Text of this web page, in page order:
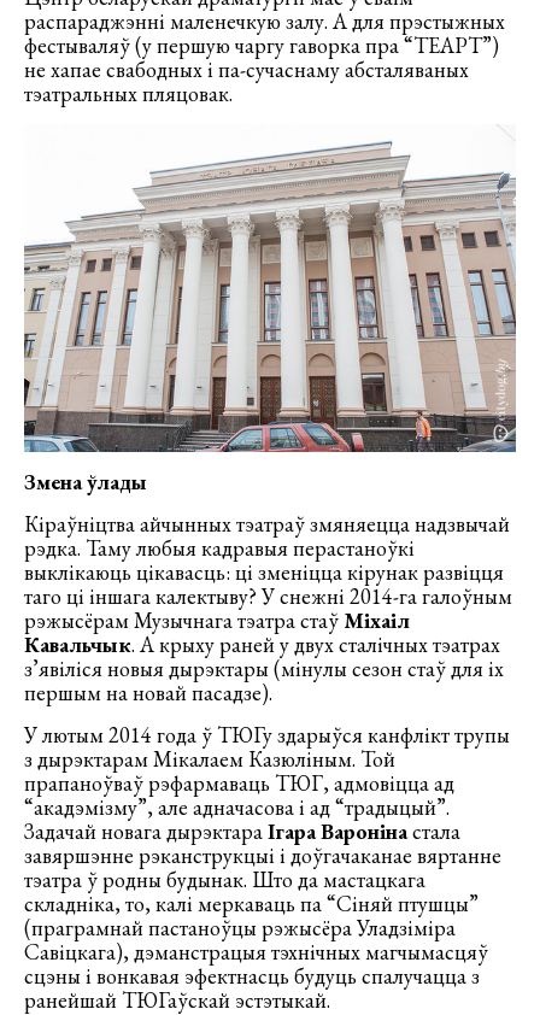
распараджэнні маленечкую залу. А для прэстыжных
фестываляў (у першую чаргу гаворка пра “ТЕАРТ”)
не хапае свабодных і па-сучаснаму абсталяваных
тэатральных пляцовак.
Змена ўлады
Кіраўніцтва айчынных тэатраў змяняецца надзвычай
рэдка. Таму любыя кадравыя перастаноўкі
выклікаюць цікавасць: ці зменіцца кірунак развіцця
таго ці іншага калектыву? У снежні 2014-га галоўным
рэжысёрам Музычнага тэатра стаў Міхаіл
Кавальчык. А крыху раней у двух сталічных тэатрах
з’явіліся новыя дырэктары (мінулы сезон стаў для іх
першым на новай пасадзе).
У лютым 2014 года ў ТЮГу здарыўся канфлікт трупы
з дырэктарам Мікалаем Казюліным. Той
прапаноўваў рэфармаваць ТЮГ, адмовіцца ад
“акадэмізму”, але адначасова і ад “традыцый”.
Задачай новага дырэктараІгара Варонінастала
завяршэнне рэканструкцыі і доўгачаканае вяртанне
тэатра ў родны будынак. Што да мастацкага
складніка, то, калі меркаваць па “Сіняй птушцы”
(праграмнай пастаноўцы рэжысёра Уладзіміра
Савіцкага), дэманстрацыя тэхнічных магчымасцяў
сцэны і вонкавая эфектнасць будуць спалучацца з
ранейшай ТЮГаўскай эстэтыкай.